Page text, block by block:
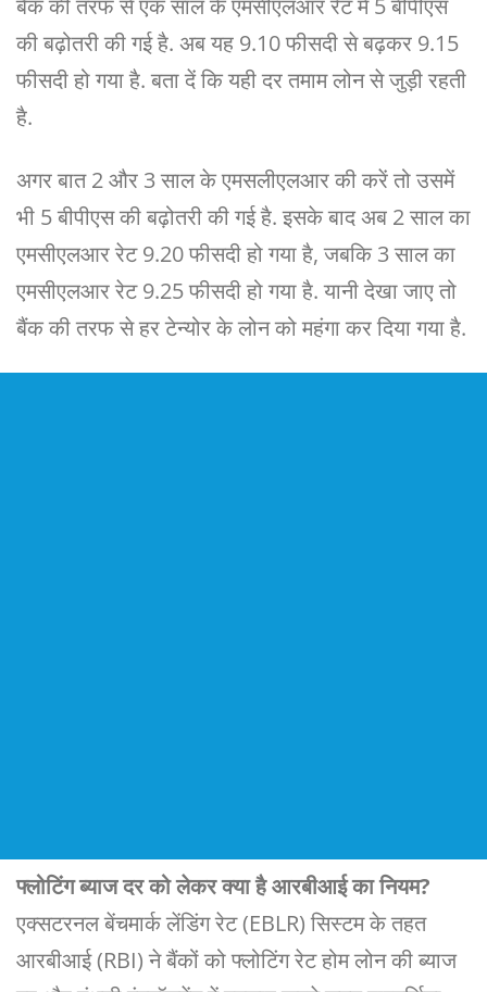
की बढ़ोतरी की गई है. अब यह 9.10 फीसदी से बढ़कर 9.15
फीसदी हो गया है. बता दें कि यही दर तमाम लोन से जुड़ी रहती
है.
अगर बात 2 और 3 साल के एमसलीएलआर की करें तो उसमें
भी 5 बीपीएस की बढ़ोतरी की गई है. इसके बाद अब 2 साल का
एमसीएलआर रेट 9.20 फीसदी हो गया है, जबकि 3 साल का
एमसीएलआर रेट 9.25 फीसदी हो गया है. यानी देखा जाए तो
बैंक की तरफ से हर टेन्योर के लोन को महंगा कर दिया गया है.
फ्लोटिंग ब्याज दर को लेकर क्या है आरबीआई का नियम?
एक्‍सटरनल बेंचमार्क लेंड‍िंग रेट (EBLR) स‍िस्‍टम के तहत
आरबीआई (RBI) ने बैंकों को फ्लोटिंग रेट होम लोन की ब्याज